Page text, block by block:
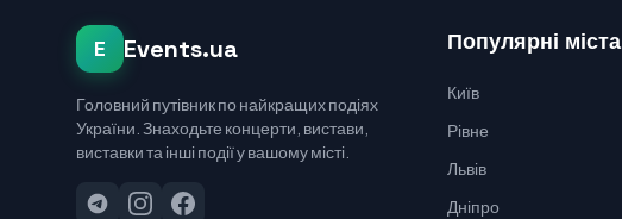
E Events.ua
Головний путівник по найкращих подіях
України. Знаходьте концерти, вистави,
виставки та інші події у вашому місті.
Популярні міста
Київ
Рівне
Львів
Дніпро